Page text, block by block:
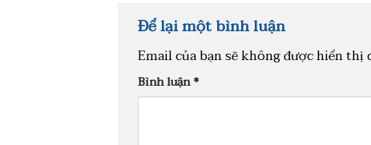
Để lại một bình luận
Email của bạn sẽ không được hiển thị
Bình luận*